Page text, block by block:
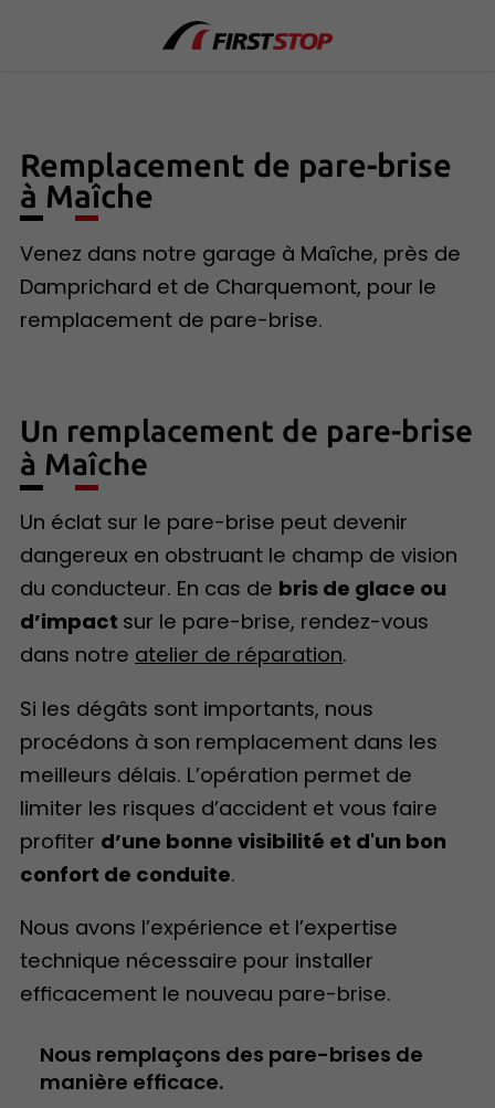
Remplacement de pare-brise
à Maîche
Venez dans notre garage à Maîche, près de
Damprichard et de Charquemont, pour le
remplacement de pare-brise.
Un remplacement de pare-brise
à Maîche
Un éclat sur le pare-brise peut devenir
dangereux en obstruant le champ de vision
du conducteur. En cas de bris de glace ou
d’impact sur le pare-brise, rendez-vous
dans notre atelier de réparation.
Si les dégâts sont importants, nous
procédons à son remplacement dans les
meilleurs délais. L’opération permet de
limiter les risques d’accident et vous faire
profiter d’une bonne visibilité et d'un bon
confort de conduite.
Nous avons l’expérience et l’expertise
technique nécessaire pour installer
efficacement le nouveau pare-brise.
Nous remplaçons des pare-brises de
manière efficace.